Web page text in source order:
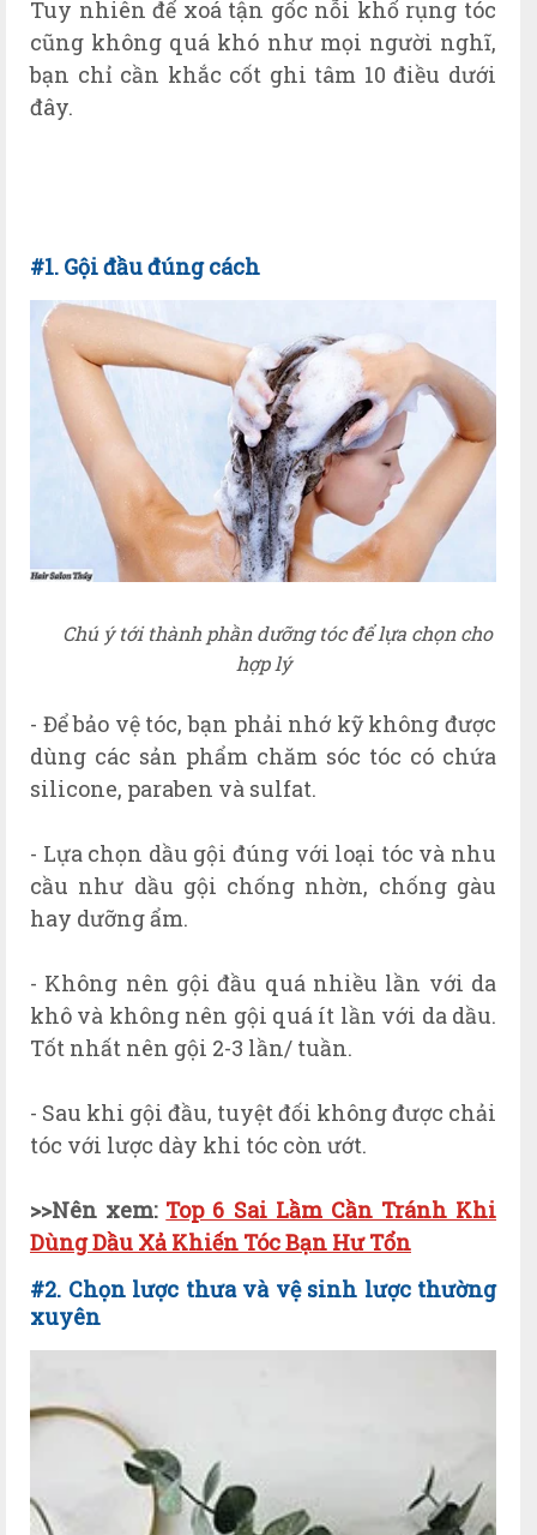
Tuy nhiên để xoá tận gốc nỗi khổ rụng tóc
cũng không quá khó như mọi người nghĩ,
bạn chỉ cần khắc cốt ghi tâm 10 điều dưới
đây.
#1. Gội đầu đúng cách
Chú ý tới thành phần dưỡng tóc để lựa chọn cho
hợp lý
- Để bảo vệ tóc, bạn phải nhớ kỹ không được
dùng các sản phẩm chăm sóc tóc có chứa
silicone, paraben và sulfat.
- Lựa chọn dầu gội đúng với loại tóc và nhu
cầu như dầu gội chống nhờn, chống gàu
hay dưỡng ẩm.
- Không nên gội đầu quá nhiều lần với da
khô và không nên gội quá ít lần với da dầu.
Tốt nhất nên gội 2-3 lần/ tuần.
- Sau khi gội đầu, tuyệt đối không được chải
tóc với lược dày khi tóc còn ướt.
>>Nên xem: Top 6 Sai Lầm Cần Tránh Khi
Dùng Dầu Xả Khiến Tóc Bạn Hư Tổn
#2. Chọn lược thưa và vệ sinh lược thường
xuyên